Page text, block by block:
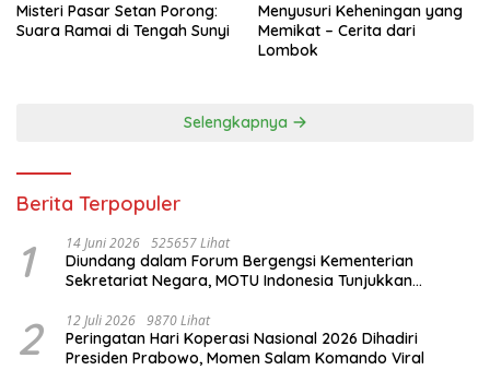
Misteri Pasar Setan Porong:
Suara Ramai di Tengah Sunyi
Menyusuri Keheningan yang
Memikat – Cerita dari
Lombok
Selengkapnya
Berita Terpopuler
1 14 Juni 2026 525657 Lihat
Diundang dalam Forum Bergengsi Kementerian
Sekretariat Negara, MOTU Indonesia Tunjukkan
2 12 Juli 2026 9870 Lihat
Peringatan Hari Koperasi Nasional 2026 Dihadiri
Presiden Prabowo, Momen Salam Komando Viral